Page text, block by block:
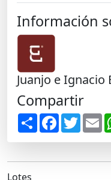
Información
Juanjo e Ignacio
Compartir
S
h
F
a
o
T
w
e
E
m
Lotes